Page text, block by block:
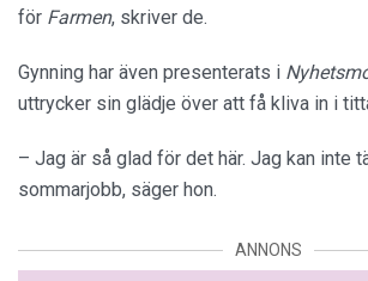
för Farmen, skriver de.
Gynning har även presenterats i
uttrycker sin glädje över att få kliva in i
– Jag är så glad för det här. Jag kan inte
sommarjobb, säger hon.
ANNONS